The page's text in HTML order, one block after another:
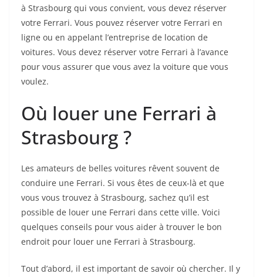
à Strasbourg qui vous convient, vous devez réserver
votre Ferrari. Vous pouvez réserver votre Ferrari en
ligne ou en appelant l’entreprise de location de
voitures. Vous devez réserver votre Ferrari à l’avance
pour vous assurer que vous avez la voiture que vous
voulez.
Où louer une Ferrari à
Strasbourg ?
Les amateurs de belles voitures rêvent souvent de
conduire une Ferrari. Si vous êtes de ceux-là et que
vous vous trouvez à Strasbourg, sachez qu’il est
possible de louer une Ferrari dans cette ville. Voici
quelques conseils pour vous aider à trouver le bon
endroit pour louer une Ferrari à Strasbourg.
Tout d’abord, il est important de savoir où chercher. Il y